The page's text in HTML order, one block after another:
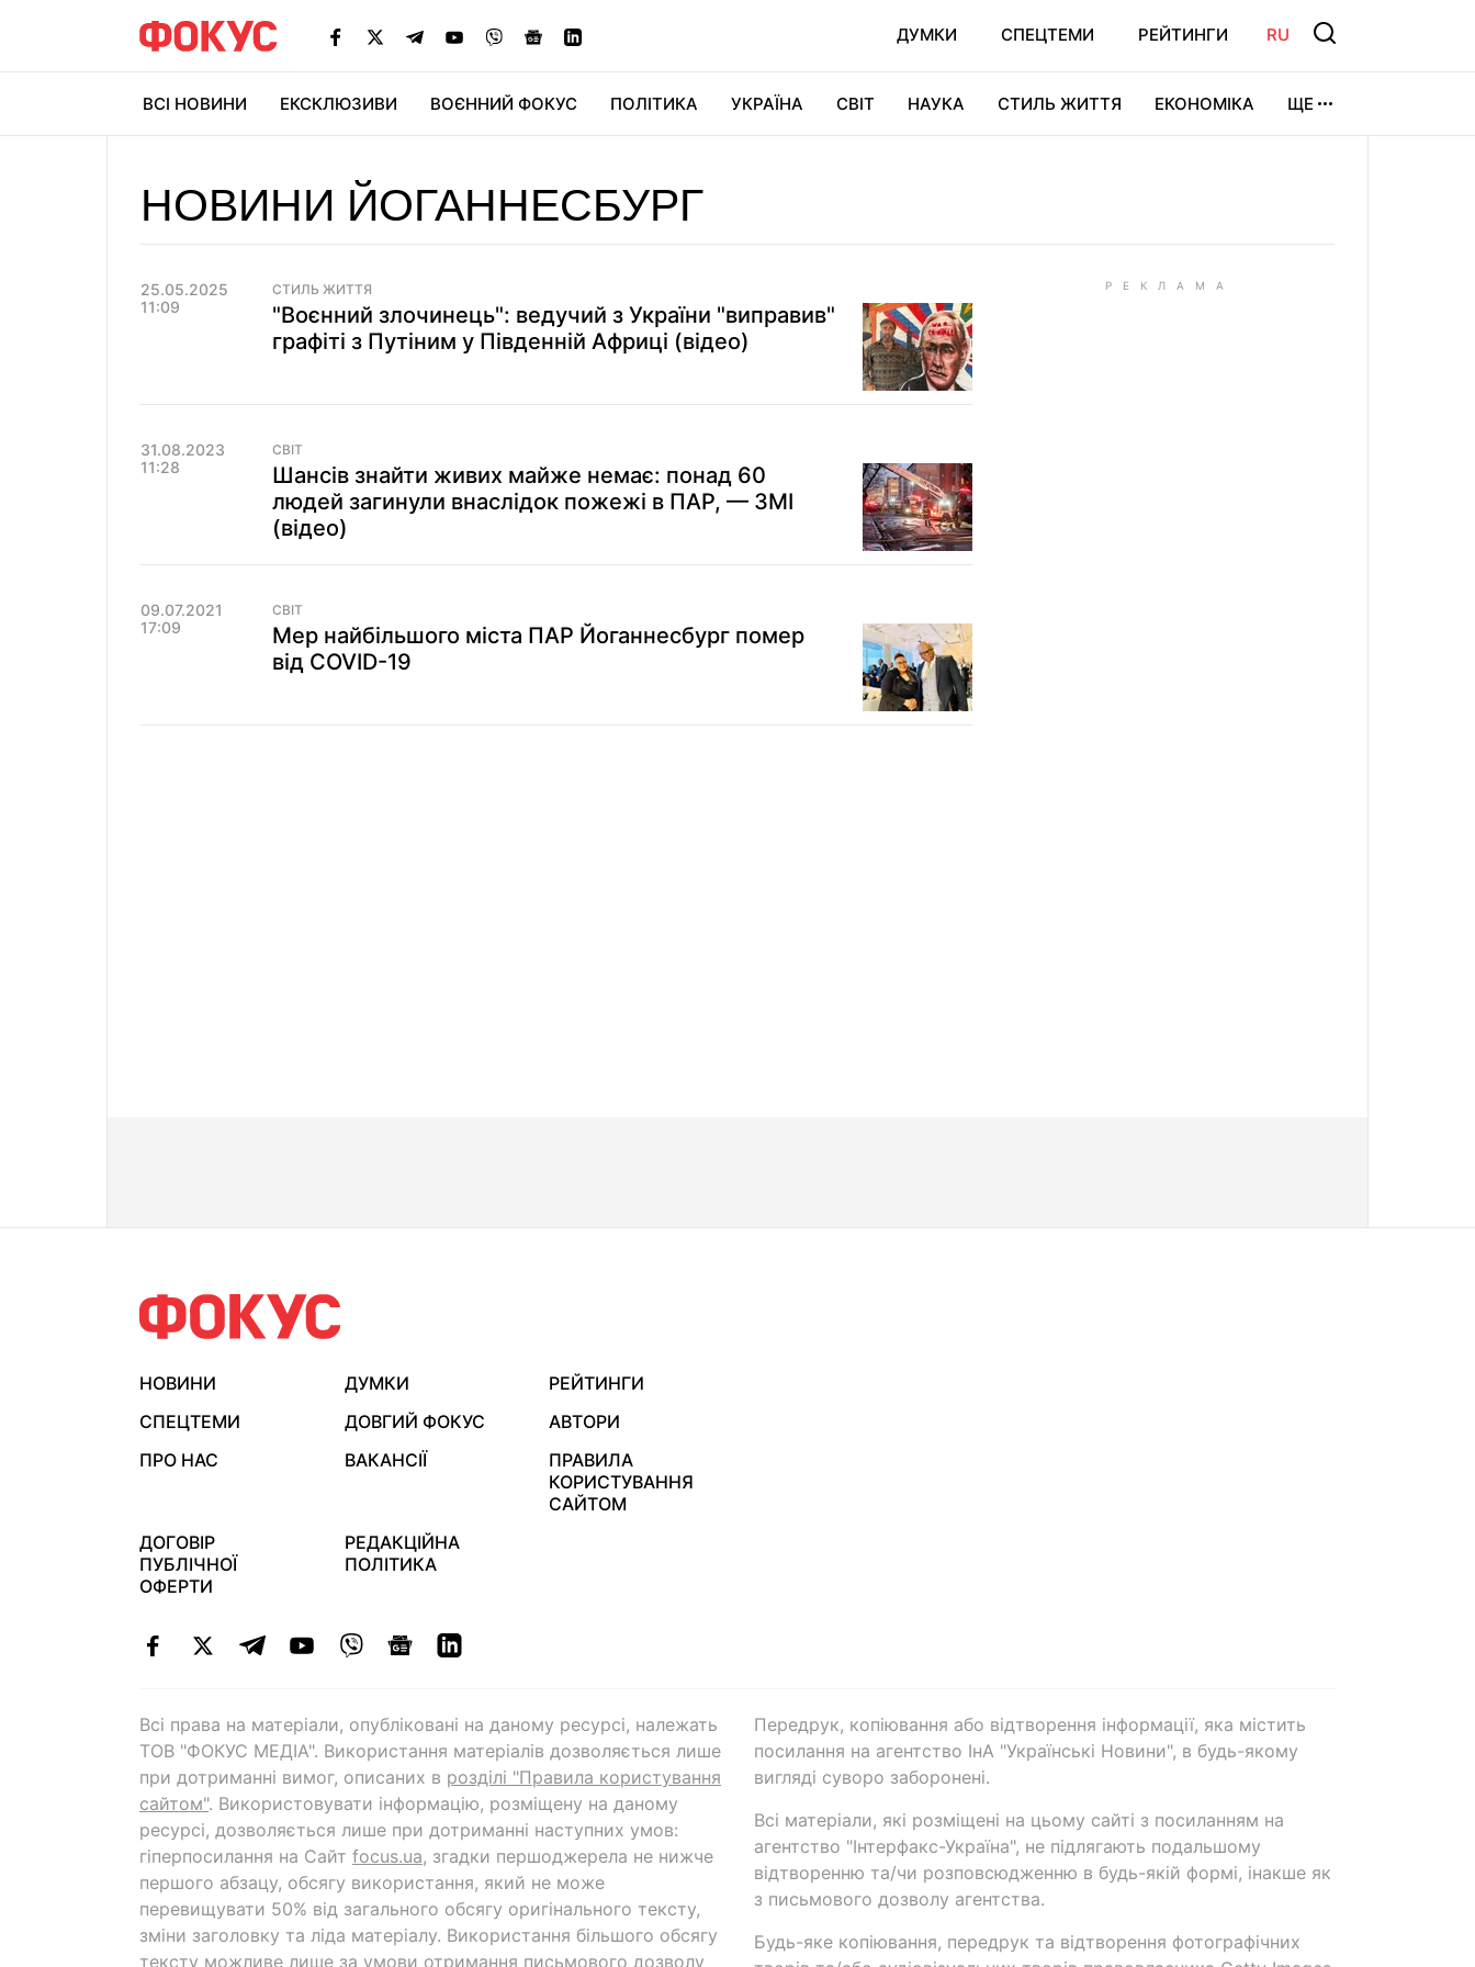
ДУМКИ СПЕЦТЕМИ РЕЙТИНГИ RU
ВСІ НОВИНИ ЕКСКЛЮЗИВИ ВОЄННИЙ ФОКУС ПОЛІТИКА УКРАЇНА СВІТ НАУКА СТИЛЬ ЖИТТЯ ЕКОНОМІКА ЩЕ
НОВИНИ ЙОГАННЕСБУРГ
25.05.2025
11:09
СТИЛЬ ЖИТТЯ
"Воєнний злочинець": ведучий з України "виправив"
графіті з Путіним у Південній Африці (відео)
31.08.2023
11:28
СВІТ
Шансів знайти живих майже немає: понад 60
людей загинули внаслідок пожежі в ПАР, — ЗМІ
(відео)
09.07.2021
17:09
СВІТ
Мер найбільшого міста ПАР Йоганнесбург помер
від COVID-19
НОВИНИ ДУМКИ
РЕЙТИНГИ
СПЕЦТЕМИ
ДОВГИЙ ФОКУС
АВТОРИ
ПРО НАС
ВАКАНСІЇ
ПРАВИЛА
КОРИСТУВАННЯ
САЙТОМ
ДОГОВІР
ПУБЛІЧНОЇ
ОФЕРТИ
РЕДАКЦІЙНА
ПОЛІТИКА
Всі права на матеріали, опубліковані на даному ресурсі, належать
ТОВ "ФОКУС МЕДІА". Використання матеріалів дозволяється лише
при дотриманні вимог, описаних в розділі "Правила користування
сайтом". Використовувати інформацію, розміщену на даному
ресурсі, дозволяється лише при дотриманні наступних умов:
гіперпосилання на Cайт focus.ua, згадки першоджерела не нижче
першого абзацу, обсягу використання, який не може
перевищувати 50% від загального обсягу оригінального тексту,
зміни заголовку та ліда матеріалу. Використання більшого обсягу
тексту можливе лише за умови отримання письмового дозволу
Передрук, копіювання або відтворення інформації, яка містить
посилання на агентство ІнА "Українські Новини", в будь-якому
вигляді суворо заборонені.
Всі матеріали, які розміщені на цьому сайті з посиланням на
агентство "Інтерфакс-Україна", не підлягають подальшому
відтворенню та/чи розповсюдженню в будь-якій формі, інакше як
з письмового дозволу агентства.
Будь-яке копіювання, передрук та відтворення фотографічних